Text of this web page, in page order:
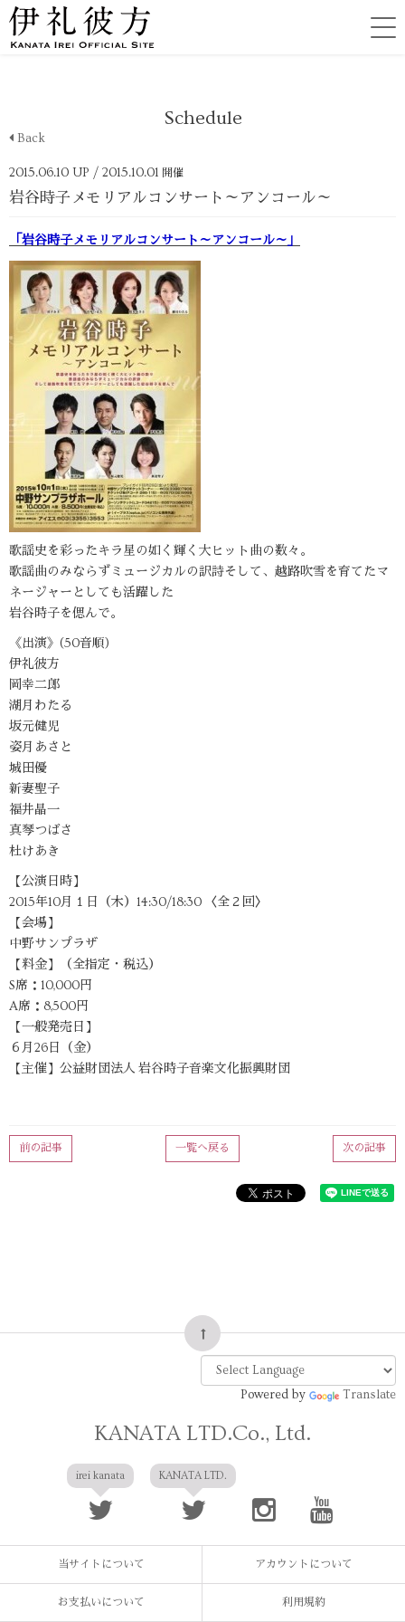
Schedule
Back
2015.06.10 UP / 2015.10.01 開催
岩谷時子メモリアルコンサート～アンコール～
「岩谷時子メモリアルコンサート～アンコール～」
歌謡史を彩ったキラ星の如く輝く大ヒット曲の数々。
歌謡曲のみならずミュージカルの訳詩そして、越路吹雪を育てたマ
ネージャーとしても活躍した
岩谷時子を偲んで。
《出演》(50音順)
伊礼彼方
岡幸二郎
湖月わたる
坂元健児
姿月あさと
城田優
新妻聖子
福井晶一
真琴つばさ
杜けあき
【公演日時】
2015年10月１日（木）14:30/18:30 〈全２回〉
【会場】
中野サンプラザ
【料金】（全指定・税込）
S席：10,000円
A席：8,500円
【一般発売日】
６月26日（金）
【主催】公益財団法人 岩谷時子音楽文化振興財団
次の記事
一覧へ戻る
前の記事
Powered by Translate
KANATA LTD.Co., Ltd.
irei kanata KANATA LTD.
当サイトについて アカウントについて
お支払いについて 利用規約